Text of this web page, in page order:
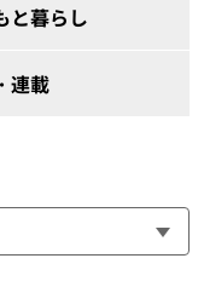
と暮らし
連載